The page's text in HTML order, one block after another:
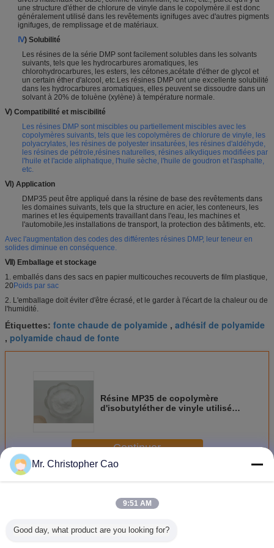
une structure d'éther de chlorure de vinyle dans le copolymère.il est donc
généralement utilisé dans les revêtements ignifuges avec d'autres pigments
ignifuges, de remplissage et de matériaux.
Ⅳ) Solubilité
Les résines de la série DMP sont facilement solubles dans les solvants
suivants, tels que les hydrocarbures aromatiques, les
chlorohydrocarbures, les esters, les cétones,acétate d'éther de glycol et
un certain éther d'alcool, etc.Les résines DMP ont une excellente solubilité
dans les hydrocarbures aromatiques, elles peuvent se dissoudre dans un
solvant à 20% de toluène (xylène) à température normale.
Ⅴ) Compatibilité et miscibilité
Les résines DMP sont miscibles ou partiellement miscibles avec les
copolymères suivants, tels que les copolymères de chlorure de vinyle, les
polyacrylates, les résines de polyester insaturées, les résines d'aldéhyde,
les résines de pétrole,résines naturelles, résines alkydiques modifiées par
l'huile et l'acide aliphatique, l'huile sèche, l'huile de goudron et l'asphalte,
etc.
Ⅵ) Application
DMP35 peut être appliqué dans la résine de base des revêtements dans
les domaines suivants, tels que la structure en acier, les conteneurs, les
marines et les équipements travaillant dans l'eau, les machines et
l'automobile,les installations de transport, la protection des bâtiments, etc.
Avec l'augmentation des codes des différentes résines DMP, leur teneur en
solides diminue en conséquence.
Ⅶ) Emballage et stockage
1. emballés dans des sacs en papier multicouches recouverts de film plastique,
20Poids par sac
2. L'emballage doit éviter d'être écrasé, et le garder à l'écart de la chaleur ou de
l'humidité.
Étiquettes: fonte chaude de polyamide , adhésif de polyamide
, polyamide chaud de fonte
Résine MP35 de copolymère
d'isobutyléther de vinyle utilisée
Continuer
PlusDéputé britannique Resin
Mr. Christopher Cao
9:51 AM
Good day, what product are you looking for?